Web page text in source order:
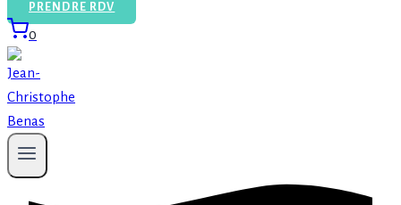
PRENDRE RDV
0